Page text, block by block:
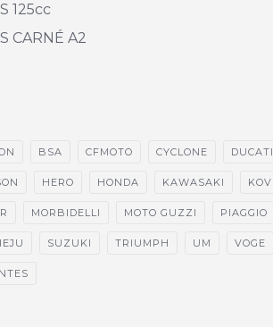
125cc
CARNÉ A2
BSA CFMOTO CYCLONE DUCATI
HERO HONDA KAWASAKI
MORBIDELLI MOTO GUZZI PIAGGIO
SUZUKI TRIUMPH UM VOGE